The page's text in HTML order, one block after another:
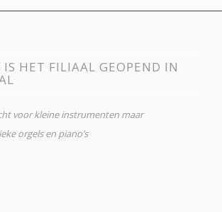
HET FILIAAL GEOPEND IN
voor kleine instrumenten maar
orgels en piano’s